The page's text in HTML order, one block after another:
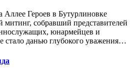
Аллее Героев в Бутурлиновке
митинг, собравший представителей
юнармейцев и
стало данью глубокого уважения…